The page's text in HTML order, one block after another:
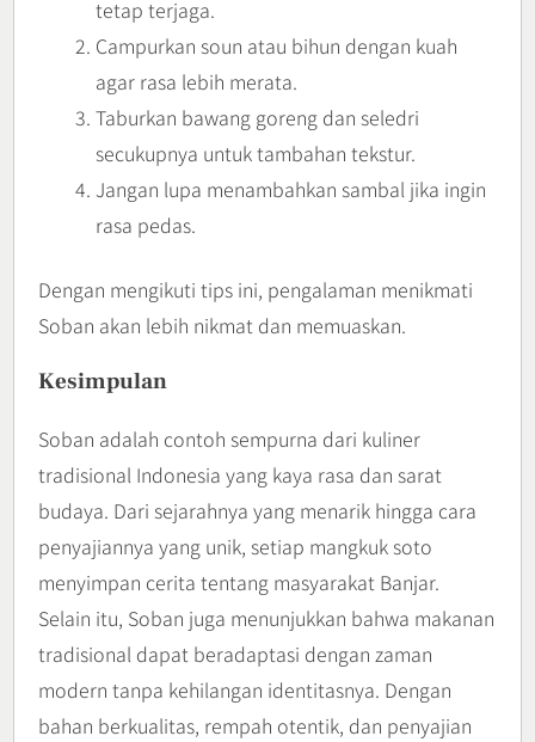
tetap terjaga.
Campurkan soun atau bihun dengan kuah
agar rasa lebih merata.
Taburkan bawang goreng dan seledri
secukupnya untuk tambahan tekstur.
Jangan lupa menambahkan sambal jika ingin
rasa pedas.
Dengan mengikuti tips ini, pengalaman menikmati
Soban akan lebih nikmat dan memuaskan.
Kesimpulan
Soban adalah contoh sempurna dari kuliner
tradisional Indonesia yang kaya rasa dan sarat
budaya. Dari sejarahnya yang menarik hingga cara
penyajiannya yang unik, setiap mangkuk soto
menyimpan cerita tentang masyarakat Banjar.
Selain itu, Soban juga menunjukkan bahwa makanan
tradisional dapat beradaptasi dengan zaman
modern tanpa kehilangan identitasnya. Dengan
bahan berkualitas, rempah otentik, dan penyajian